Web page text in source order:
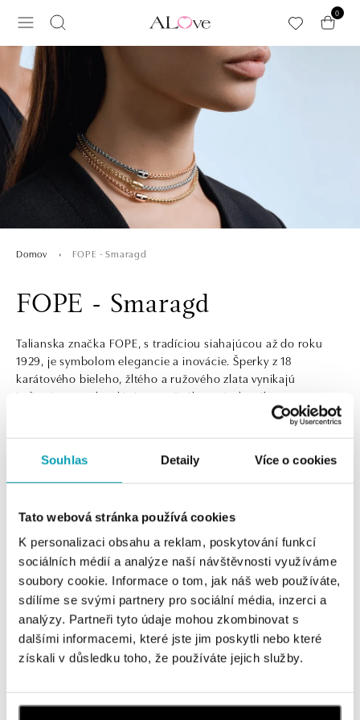
Souhlas Detaily Více o cookies
Tato webová stránka používá cookies
K personalizaci obsahu a reklam, poskytování funkcí
sociálních médií a analýze naší návštěvnosti využíváme
soubory cookie. Informace o tom, jak náš web používáte,
sdílíme se svými partnery pro sociální média, inzerci a
analýzy. Partneři tyto údaje mohou zkombinovat s
dalšími informacemi, které jste jim poskytli nebo které
získali v důsledku toho, že používáte jejich služby.
0
Domov FOPE - Smaragd
FOPE - Smaragd
Talianska značka FOPE, s tradíciou siahajúcou až do roku
1929, je symbolom elegancie a inovácie. Šperky z 18
karátového bieleho, žltého a ružového zlata vynikajú
jedinečnou technológiou pružného retiazkového vzoru,
ktorá zaisťuje výnimočný komfort a štýl. Sú skvelé pre každú
príležitosť, pre ženy aj mužov. Náhrdelníky, náramky, prstene
prinášajú do každodenného života dotyk luxusu.
Zobraziť viac
Prihlásenie k odberu newslettera
Objavte najnovšie kolekcie, novinky a exkluzívne uvedenia na